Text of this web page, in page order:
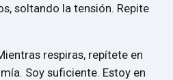
soltando la tensión. Repite
respiras, repítete en
Soy suficiente. Estoy en